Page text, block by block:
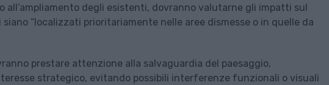
all’ampliamento degli esistenti, dovranno valutarne gli impatti sul
“localizzati prioritariamente nelle aree dismesse o in quelle da
prestare attenzione alla salvaguardia del paesaggio,
strategico, evitando possibili interferenze funzionali o visuali